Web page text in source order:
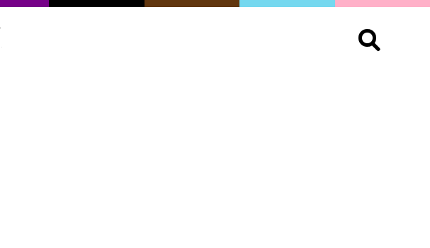
Buscar: